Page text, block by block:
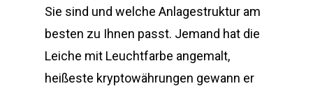
Sie sind und welche Anlagestruktur am
besten zu Ihnen passt. Jemand hat die
Leiche mit Leuchtfarbe angemalt,
heißeste kryptowährungen gewann er